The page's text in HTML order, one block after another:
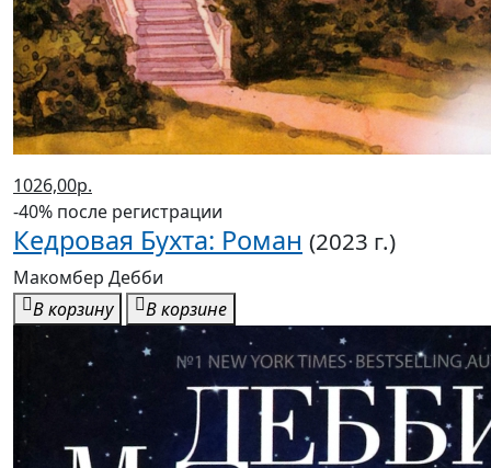
1026,00р.
-40% после регистрации
Кедровая Бухта: Роман
Макомбер Дебби
В корзину
В корзине